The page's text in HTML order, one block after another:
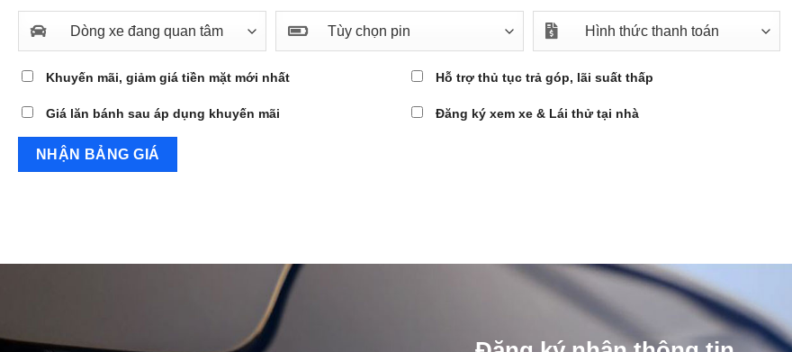
Khuyến mãi, giảm giá tiền mặt mới nhất
Giá lăn bánh sau áp dụng khuyến mãi
Hỗ trợ thủ tục trả góp, lãi suất thấp
Đăng ký xem xe & Lái thử tại nhà